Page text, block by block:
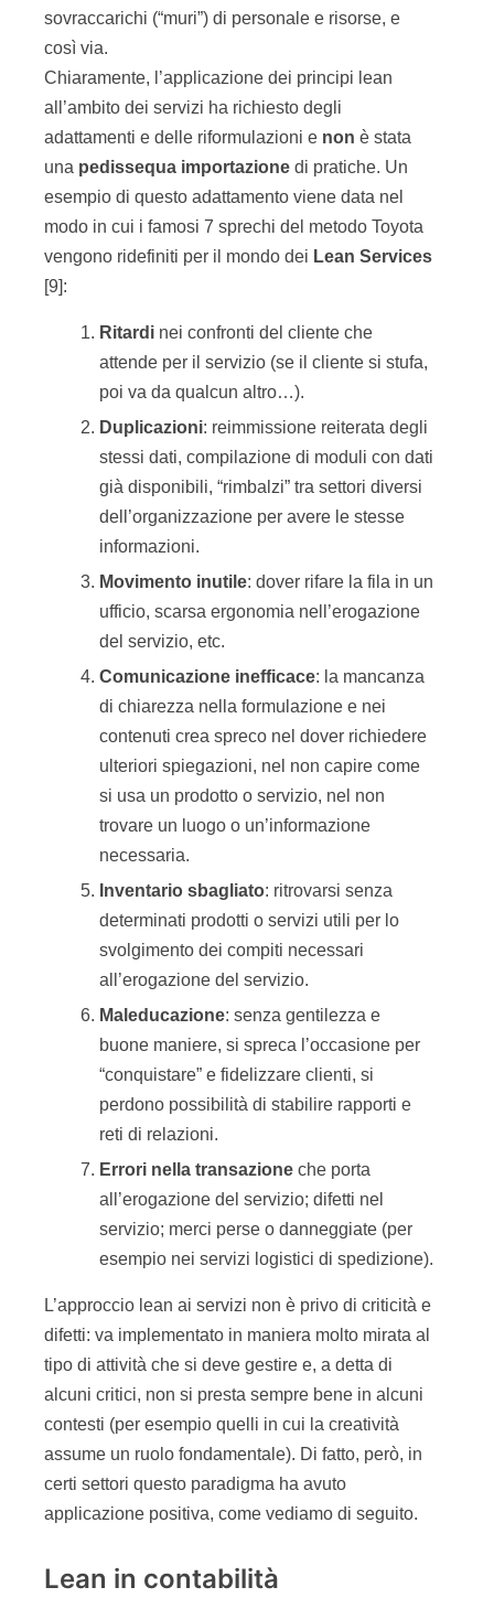
sovraccarichi (“muri”) di personale e risorse, e
così via.
Chiaramente, l’applicazione dei principi lean
all’ambito dei servizi ha richiesto degli
adattamenti e delle riformulazioni e non è stata
una pedissequa importazione di pratiche. Un
esempio di questo adattamento viene data nel
modo in cui i famosi 7 sprechi del metodo Toyota
vengono ridefiniti per il mondo dei Lean Services
[9]:
Ritardi nei confronti del cliente che
attende per il servizio (se il cliente si stufa,
poi va da qualcun altro…).
Duplicazioni: reimmissione reiterata degli
stessi dati, compilazione di moduli con dati
già disponibili, “rimbalzi” tra settori diversi
dell’organizzazione per avere le stesse
informazioni.
Movimento inutile: dover rifare la fila in un
ufficio, scarsa ergonomia nell’erogazione
del servizio, etc.
Comunicazione inefficace: la mancanza
di chiarezza nella formulazione e nei
contenuti crea spreco nel dover richiedere
ulteriori spiegazioni, nel non capire come
si usa un prodotto o servizio, nel non
trovare un luogo o un’informazione
necessaria.
Inventario sbagliato: ritrovarsi senza
determinati prodotti o servizi utili per lo
svolgimento dei compiti necessari
all’erogazione del servizio.
Maleducazione: senza gentilezza e
buone maniere, si spreca l’occasione per
“conquistare” e fidelizzare clienti, si
perdono possibilità di stabilire rapporti e
reti di relazioni.
Errori nella transazione che porta
all’erogazione del servizio; difetti nel
servizio; merci perse o danneggiate (per
esempio nei servizi logistici di spedizione).
L’approccio lean ai servizi non è privo di criticità e
difetti: va implementato in maniera molto mirata al
tipo di attività che si deve gestire e, a detta di
alcuni critici, non si presta sempre bene in alcuni
contesti (per esempio quelli in cui la creatività
assume un ruolo fondamentale). Di fatto, però, in
certi settori questo paradigma ha avuto
applicazione positiva, come vediamo di seguito.
Lean in contabilità